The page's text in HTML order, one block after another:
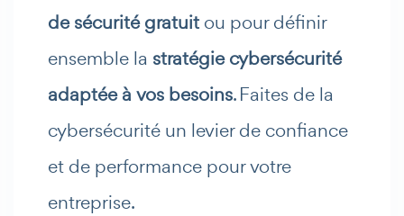
de sécurité gratuit ou pour définir
ensemble la stratégie cybersécurité
adaptée à vos besoins. Faites de la
cybersécurité un levier de confiance
et de performance pour votre
entreprise.